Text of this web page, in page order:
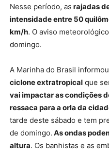
Nesse período, as rajadas
intensidade entre 50
km/h. O aviso
domingo.
A Marinha do Brasil
ciclone extratropical que
vai impactar as condições
ressaca para a orla da
tarde deste sábado e tem
de domingo. As ondas
altura. Os banhistas e as